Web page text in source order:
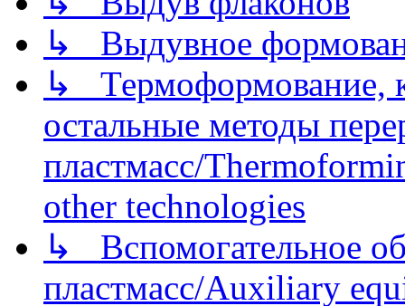
↳ Выдувное
↳ Термоформование,
остальные методы
пластмасс/
other technologies
↳ Вспомогательное
пластмасс/Auxiliary